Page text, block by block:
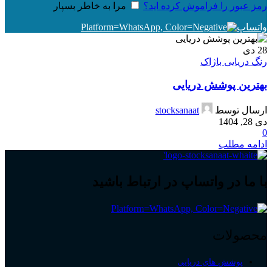
رمز عبور را فراموش کرده اید؟ مرا به خاطر بسپار
واتساپ
28 دی
رنگ دریایی باژاک
بهترین پوشش دریایی
ارسال توسط
stocksanaat
دی 28, 1404
0
ادامه مطلب
با ما در واتساپ در ارتباط باشید
محصولات
پوشش های دریایی